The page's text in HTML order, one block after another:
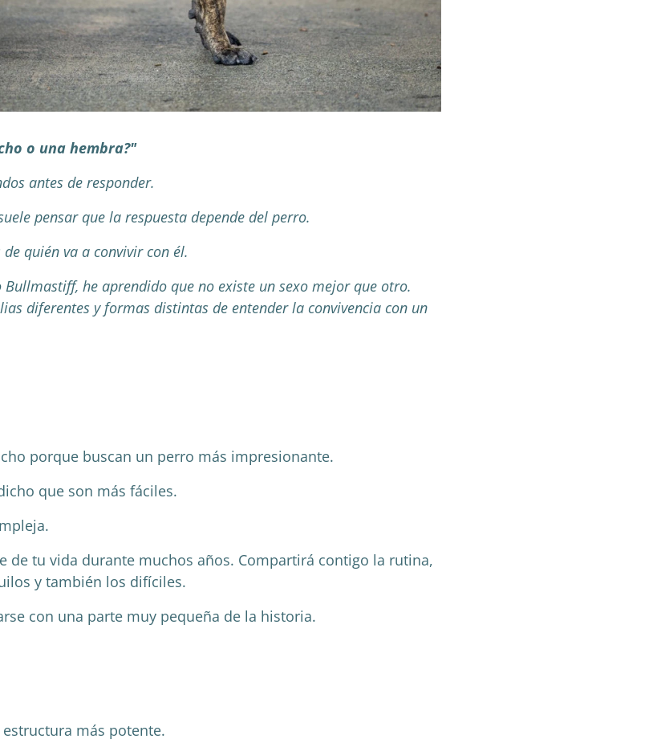
o una hembra?"
antes de responder.
pensar que la respuesta depende del perro.
quién va a convivir con él.
Bullmastiff, he aprendido que no existe un sexo mejor que otro.
diferentes y formas distintas de entender la convivencia con un
porque buscan un perro más impresionante.
que son más fáciles.
de tu vida durante muchos años. Compartirá contigo la rutina,
y también los difíciles.
con una parte muy pequeña de la historia.
más potente.